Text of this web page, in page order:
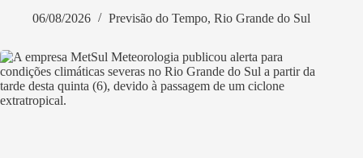
06/08/2026
Previsão do Tempo, Rio Grande do Sul